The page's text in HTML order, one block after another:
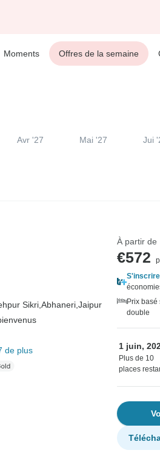
Moments Offres de la semaine
Avr '27 Mai '27 Jui
Sikri, Abhaneri, Jaipur
de plus
À partir de
€572
S'inscrire
Prix basé
double
1 juin,
Plus de 10
places